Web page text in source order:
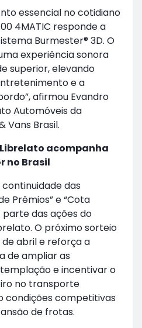
essencial no cotidiano
4MATIC responde a
Burmester® 3D. O
experiência sonora
superior, elevando
e a
afirmou Evandro
Automóveis da
Vans Brasil.
acompanha
no Brasil
das
Prêmios” e “Cota
parte das ações do
O próximo sorteio
abril e reforça a
de ampliar as
e incentivar o
no transporte
condições competitivas
de frotas.